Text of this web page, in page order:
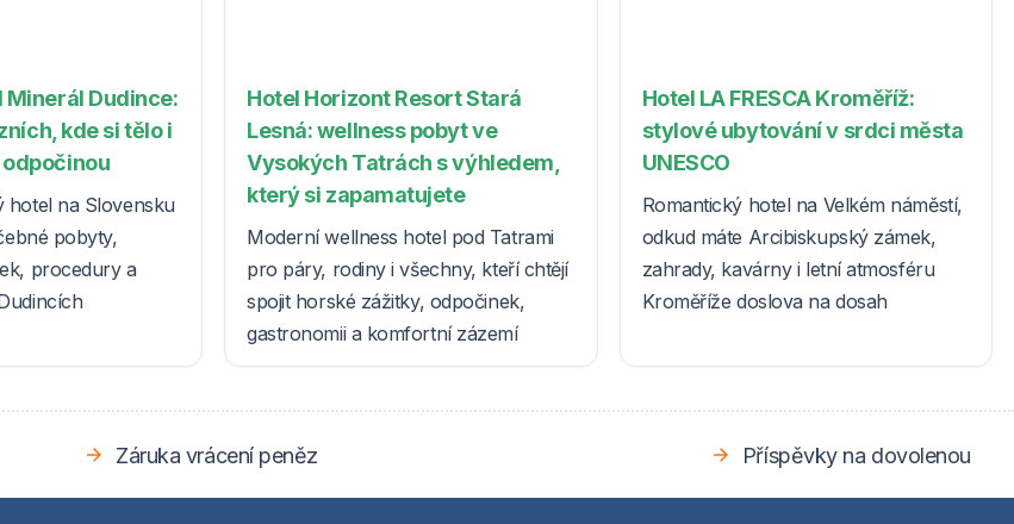
Minerál Dudince:
kde si tělo i
hotel na Slovensku
pobyty,
procedury a
Hotel Horizont Resort Stará
Lesná: wellness pobyt ve
Vysokých Tatrách s výhledem,
který si zapamatujete
Moderní wellness hotel pod Tatrami
pro páry, rodiny i všechny, kteří chtějí
spojit horské zážitky, odpočinek,
gastronomii a komfortní zázemí
Hotel LA FRESCA Kroměříž:
stylové ubytování v srdci města
UNESCO
Romantický hotel na Velkém náměstí,
odkud máte Arcibiskupský zámek,
zahrady, kavárny i letní atmosféru
Kroměříže doslova na dosah
Záruka vrácení peněz Příspěvky na dovolenou